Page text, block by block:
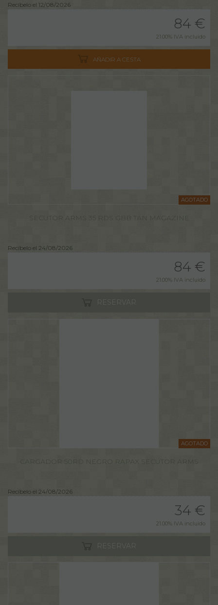
Recíbelo el 12/08/2026
84 €
21.00% IVA incluido
AÑADIR A CESTA
AGOTADO
SECUTOR ARMS 35 RDS GBB TAN MAGAZINE
Recíbelo el 24/08/2026
84 €
21.00% IVA incluido
RESERVAR
AGOTADO
CARGADOR 50RD NEGRO RAPAX SECUTOR ARMS
Recíbelo el 24/08/2026
34 €
21.00% IVA incluido
RESERVAR